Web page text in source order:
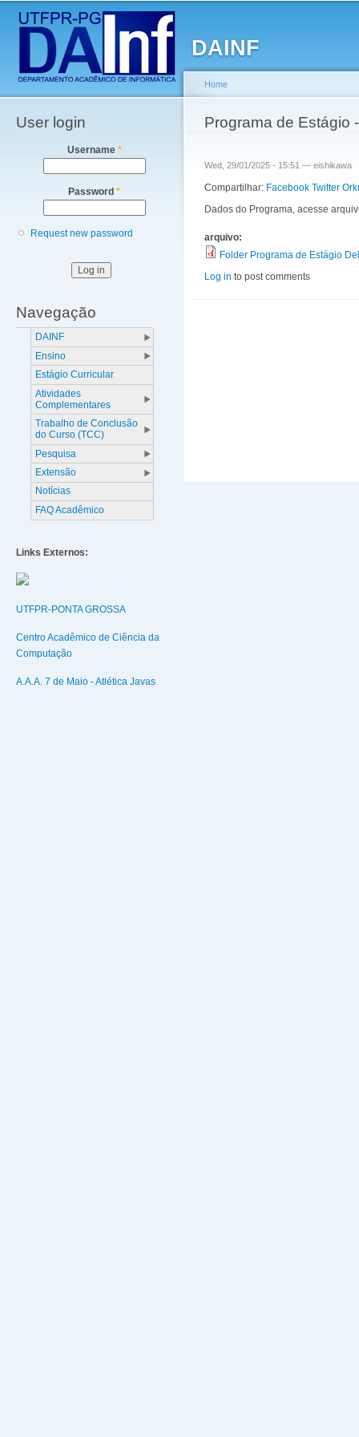
DAINF
Main menu
User login
Username *
Password *
Request new password
Navegação
DAINF
Ensino
Estágio Curricular
Atividades
Complementares
Trabalho de Conclusão
do Curso (TCC)
Pesquisa
Extensão
Notícias
FAQ Acadêmico
Links Externos:
UTFPR-PONTA GROSSA
Centro Acadêmico de Ciência da
Computação
A.A.A. 7 de Maio - Atlética Javas
You are here
Home
Programa de Estágio
Wed, 29/01/2025 - 15:51 — eishikawa
Compartilhar: Facebook Twitter
Dados do Programa, acesse
arquivo:
Folder Programa de Estágio
Log in to post comments